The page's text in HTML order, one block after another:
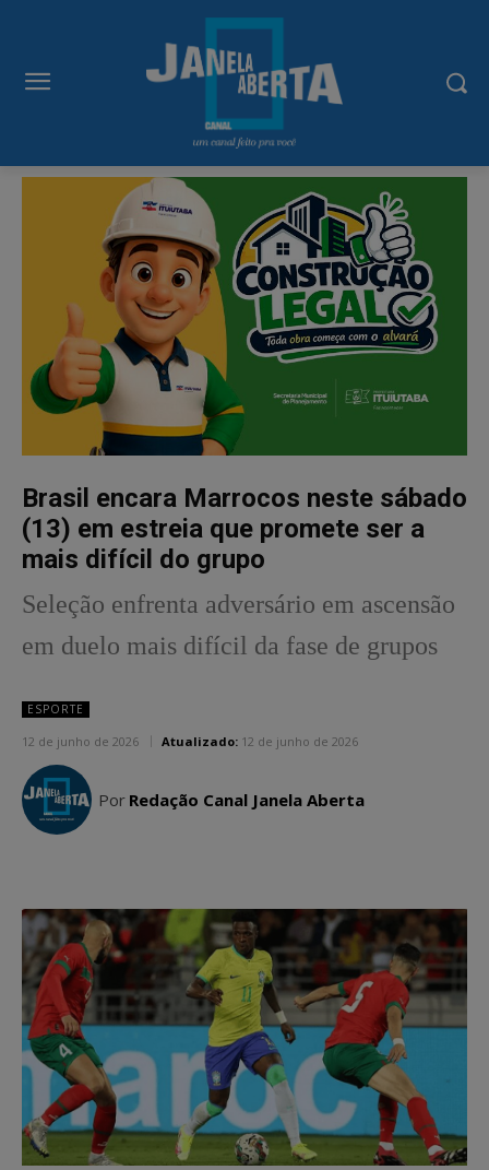
Brasil encara Marrocos neste sábado
(13) em estreia que promete ser a
mais difícil do grupo
Seleção enfrenta adversário em ascensão
em duelo mais difícil da fase de grupos
ESPORTE
12 de junho de 2026 Atualizado: 12 de junho de 2026
Por Redação Canal Janela Aberta